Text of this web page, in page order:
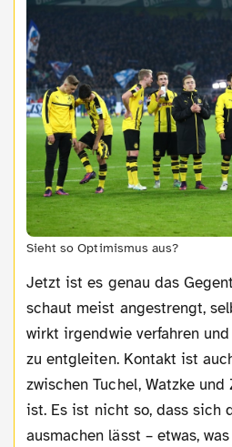
Sieht so Optimismus aus?
Jetzt ist es genau das
schaut meist angestrengt,
wirkt irgendwie verfahren
zu entgleiten. Kontakt ist
zwischen Tuchel, Watzke und
ist. Es ist nicht so, dass sich
ausmachen lässt – etwas,